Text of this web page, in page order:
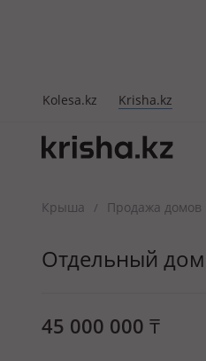
Kolesa.kz Krisha.kz
Крыша / Продажа домов
Отдельный дом
45 000 000 ₸